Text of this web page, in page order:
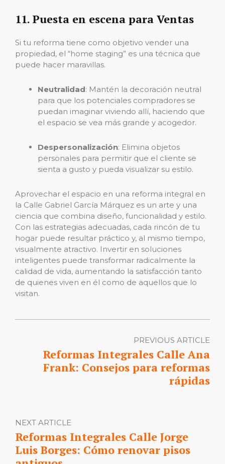
11. Puesta en escena para Ventas
Si tu reforma tiene como objetivo vender una
propiedad, el “home staging” es una técnica que
puede hacer maravillas.
Neutralidad: Mantén la decoración neutral
para que los potenciales compradores se
puedan imaginar viviendo allí, haciendo que
el espacio se vea más grande y acogedor.
Despersonalización: Elimina objetos
personales para permitir que el cliente se
sienta a gusto y pueda visualizar su estilo.
Aprovechar el espacio en una reforma integral en
la Calle Gabriel García Márquez es un arte y una
ciencia que combina diseño, funcionalidad y estilo.
Con las estrategias adecuadas, cada rincón de tu
hogar puede resultar práctico y, al mismo tiempo,
visualmente atractivo. Invertir en soluciones
inteligentes puede transformar radicalmente la
calidad de vida, aumentando la satisfacción tanto
de quienes viven en él como de aquellos que lo
visitan.
PREVIOUS ARTICLE
Reformas Integrales Calle Ana
Frank: Consejos para reformas
rápidas
NEXT ARTICLE
Reformas Integrales Calle Jorge
Luis Borges: Cómo renovar pisos